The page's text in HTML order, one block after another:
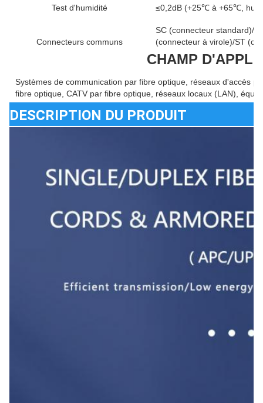
Test d'humidité ≤0,2dB (+25℃ à +65℃,
Connecteurs communs
SC (connecteur standard)/
(connecteur à virole)/ST
CHAMP
Systèmes de communication par fibre optique, réseaux d'accès
fibre optique, CATV par fibre optique, réseaux locaux (LAN),
DESCRIPTION DU PRODUIT